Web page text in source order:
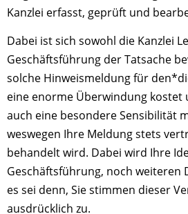
Kanzlei erfasst, geprüft und
Dabei ist sich sowohl die Kanzlei
Geschäftsführung der Tatsache
solche Hinweismeldung für
eine enorme Überwindung kostet
auch eine besondere Sensibilität
weswegen Ihre Meldung stets
behandelt wird. Dabei wird Ihre
Geschäftsführung, noch weiteren
es sei denn, Sie stimmen dieser
ausdrücklich zu.